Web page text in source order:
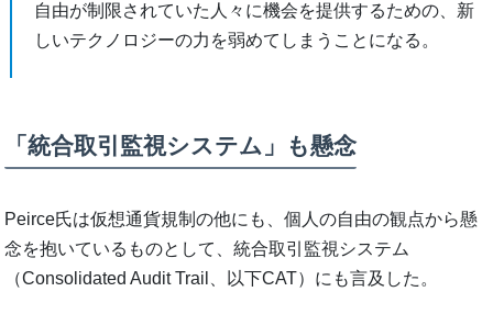
自由が制限されていた人々に機会を提供するための、新
しいテクノロジーの力を弱めてしまうことになる。
「統合取引監視システム」も懸念
Peirce氏は仮想通貨規制の他にも、個人の自由の観点から懸
念を抱いているものとして、統合取引監視システム
（Consolidated Audit Trail、以下CAT）にも言及した。